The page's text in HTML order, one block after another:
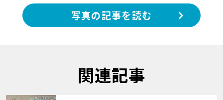
写真の記事を読む
関連記事